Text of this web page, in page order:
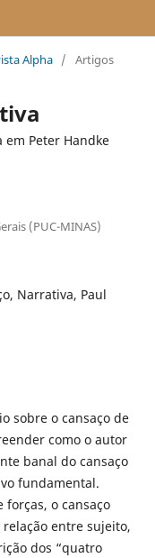
Alpha / Artigos
Peter Handke
(PUC-MINAS)
Narrativa, Paul
sobre o cansaço de
como o autor
banal do cansaço
fundamental.
forças, o cansaço
entre sujeito,
dos “quatro